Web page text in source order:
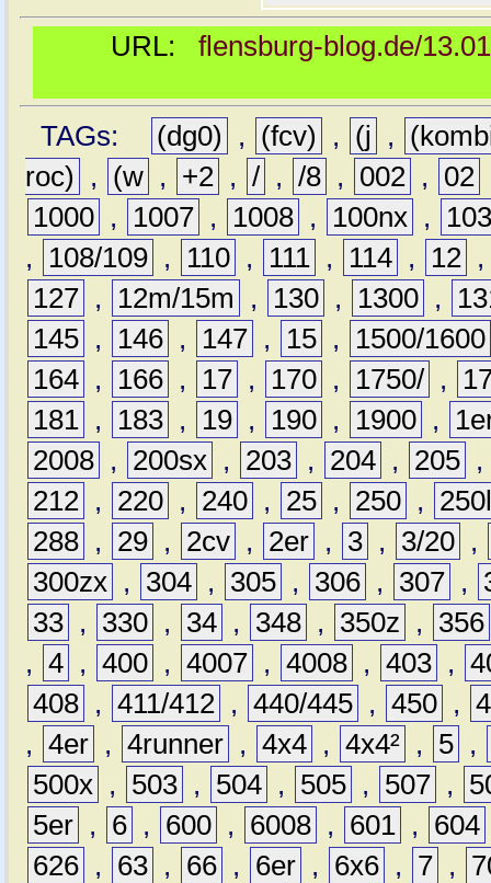
URL: flensburg-blog.de/
TAGs: (dg0) , (fcv) , (j ,
roc)
, (w , +2 , / , /8 , 002 , 02
1000 , 1007 , 1008 , 100nx ,
,
108/109 , 110 , 111 , 114 , 12
127 , 12m/15m , 130 , 1300 ,
145 , 146 , 147 , 15 ,
1500/1600
164 , 166 , 17 , 170 , 1750/ ,
181 , 183 , 19 , 190 , 1900 ,
2008 , 200sx , 203 , 204 , 205 ,
212 , 220 , 240 , 25 , 250 ,
288 , 29 , 2cv , 2er , 3 , 3/20 ,
300zx , 304 , 305 , 306 , 307 ,
33 , 330 , 34 , 348 , 350z ,
356
, 4 , 400 , 4007 , 4008 , 403 ,
408 , 411/412 , 440/445 , 450 ,
, 4er , 4runner , 4x4 , 4x4² , 5 ,
500x , 503 , 504 , 505 , 507 ,
5er , 6 , 600 , 6008 , 601 , 604
626 , 63 , 66 , 6er , 6x6 , 7 ,